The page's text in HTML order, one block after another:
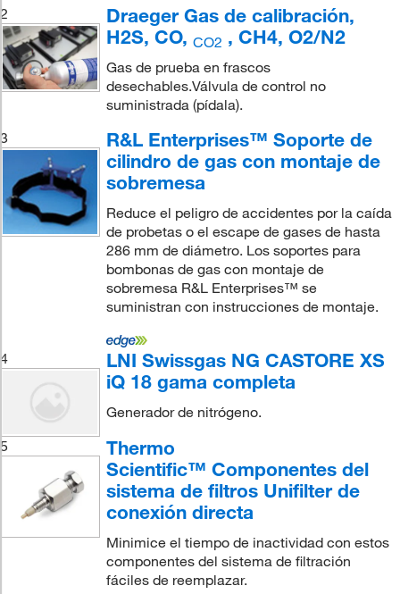
2
Draeger Gas de calibración,
H2S, CO, CO2 , CH4, O2/N2
Gas de prueba en frascos
desechables.Válvula de control no
suministrada (pídala).
3
R&L Enterprises™ Soporte de
cilindro de gas con montaje de
sobremesa
Reduce el peligro de accidentes por la caída
de probetas o el escape de gases de hasta
286 mm de diámetro. Los soportes para
bombonas de gas con montaje de
sobremesa R&L Enterprises™ se
suministran con instrucciones de montaje.
4
LNI Swissgas NG CASTORE XS
iQ 18 gama completa
Generador de nitrógeno.
5
Thermo
Scientific™ Componentes del
sistema de filtros Unifilter de
conexión directa
Minimice el tiempo de inactividad con estos
componentes del sistema de filtración
fáciles de reemplazar.